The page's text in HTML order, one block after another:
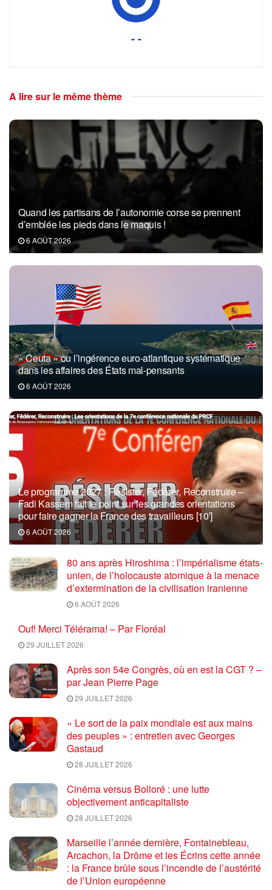
- -
A lire sur le même thème
Quand les partisans de l’autonomie corse se prennent
d’emblée les pieds dans le maquis !
6 AOÛT 2026
« Ceuta » ou l’ingérence euro-atlantique systématique
dans les affaires des États mal-pensants
6 AOÛT 2026
Le programme 2027 : Résister, Fédérer, Reconstruire –
Fadi Kassem fait le point sur les grandes orientations
pour faire gagner la France des travailleurs [10′]
6 AOÛT 2026
80 ans après Hiroshima : l’impérialisme états-
unien, de l’holocauste atomique à la menace
d’extermination de la civilisation iranienne
6 AOÛT 2026
Ouf! Merci Télérama! – Par Floréal
29 JUILLET 2026
Après son 54e Congrès, où en est la CGT ? –
par Jean Pierre Page
29 JUILLET 2026
« Le sort de la paix mondiale est aux mains
des peuples » : entretien avec Georges
Gastaud
28 JUILLET 2026
Cinéma versus Bolloré : une lutte
objectivement anticapitaliste
28 JUILLET 2026
Marseille l’année dernière, Fontainebleau,
Arcachon, la Drôme et les Écrins cette année
: la France brûle sous l’incendie de l’austérité
de l’Union européenne